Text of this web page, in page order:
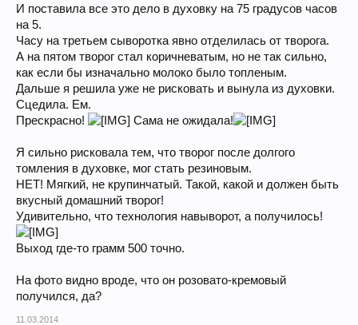
И поставила все это дело в духовку на 75 градусов часов
на 5.
Часу на третьем сыворотка явно отделилась от творога.
А на пятом творог стал коричневатым, но не так сильно,
как если бы изначально молоко было топленым.
Дальше я решила уже не рисковать и вынула из духовки.
Сцедила. Ем.
Прескрасно!
Сама не ожидала!
Я сильно рисковала тем, что творог после долгого
томления в духовке, мог стать резиновым.
НЕТ! Мягкий, не крупинчатый. Такой, какой и должен быть
вкусный домашний творог!
Удивительно, что технология навыворот, а получилось!
Выход где-то грамм 500 точно.
На фото видно вроде, что он розовато-кремовый
получился, да?
11.03.2014